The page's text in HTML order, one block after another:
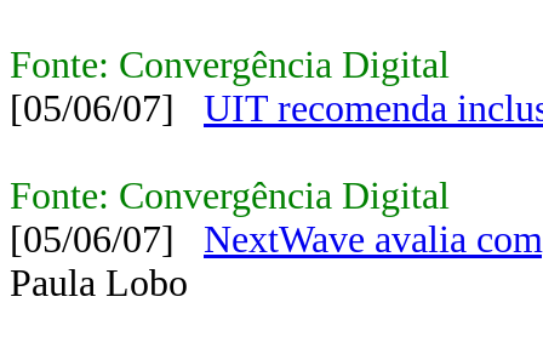
Fonte: Convergência Digital
[05/06/07] UIT recomenda
Fonte: Convergência Digital
[05/06/07] NextWave avalia
Paula Lobo